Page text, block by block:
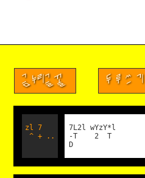
금누리글꼴 두루쓰기
zl 7
^ + ..
7L2l wYzY*l
-T 2 T
D